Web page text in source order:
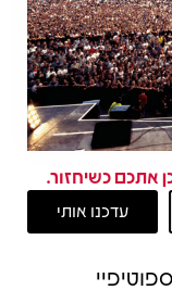
אתכם כשיחזור.
ספוטיפיי